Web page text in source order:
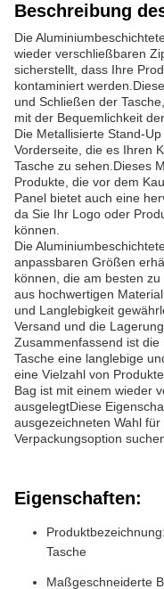
Beschreibung
Die
wieder verschließbaren
sicherstellt, dass Ihre
kontaminiert
und Schließen der
mit der Bequemlichkeit
Die Metallisierte Stand-
Vorderseite, die es Ihren
Tasche zu sehen.Dieses
Produkte, die vor dem
Panel bietet auch eine
da Sie Ihr Logo oder
können.
Die
anpassbaren Größen
können, die am besten
aus hochwertigen
und Langlebigkeit
Versand und die
Zusammenfassend ist die
Tasche eine langlebige
eine Vielzahl von
Bag ist mit einem wieder
ausgelegtDiese
ausgezeichneten Wahl
Verpackungsoption
Eigenschaften:
Tasche
Maßgeschneiderte